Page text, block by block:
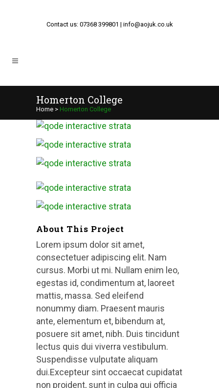
Contact us: 07368 399801 | info@aojuk.co.uk
Homerton College
Home > Homerton College
About This Project
Lorem ipsum dolor sit amet,
consectetuer adipiscing elit. Nam
cursus. Morbi ut mi. Nullam enim leo,
egestas id, condimentum at, laoreet
mattis, massa. Sed eleifend
nonummy diam. Praesent mauris
ante, elementum et, bibendum at,
posuere sit amet, nibh. Duis tincidunt
lectus quis dui viverra vestibulum.
Suspendisse vulputate aliquam
dui.Excepteur sint occaecat cupidatat
non proident, sunt in culpa qui officia